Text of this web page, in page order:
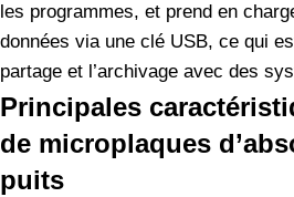
les programmes, et prend en
données via une clé USB, ce qui
partage et l’archivage avec des
Principales
de microplaques
puits